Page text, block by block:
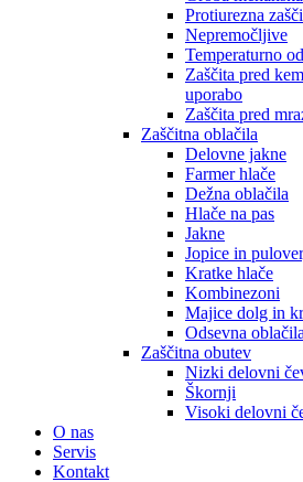
Protiurezna
Nepremočljive
Temperaturno
Zaščita pred
uporabo
Zaščita pred
Zaščitna oblačila
Delovne jakne
Farmer hlače
Dežna oblačila
Hlače na pas
Jakne
Jopice in
Kratke hlače
Kombinezoni
Majice dolg in
Odsevna oblačila
Zaščitna obutev
Nizki delovni
Škornji
Visoki delovni
O nas
Servis
Kontakt